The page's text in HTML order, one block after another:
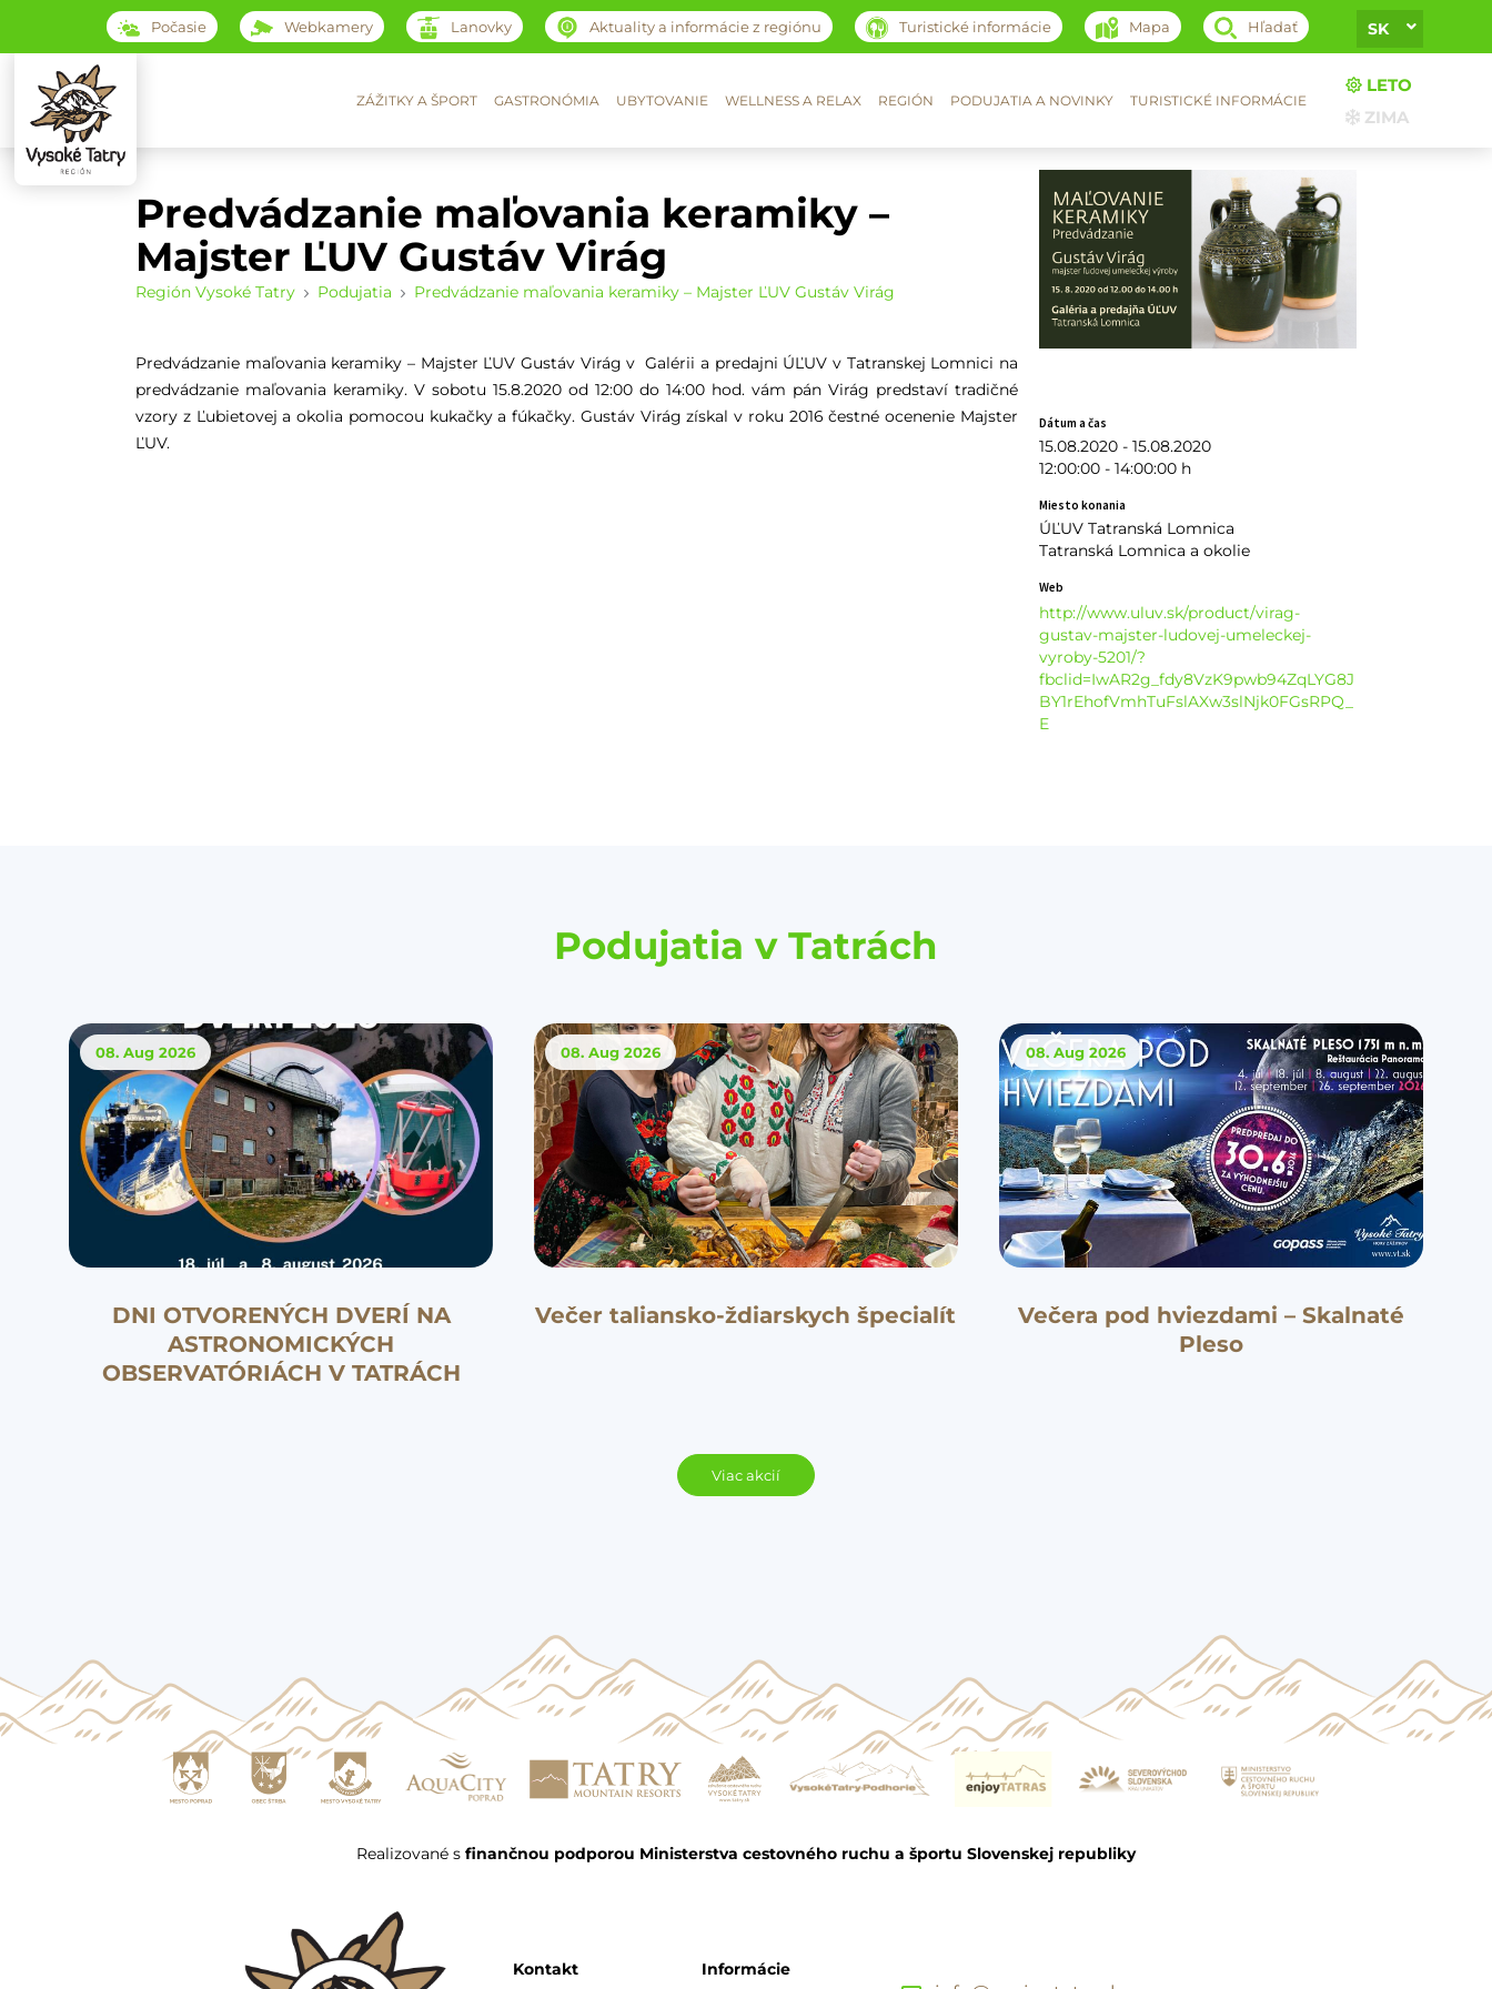
Počasie Webkamery Lanovky Aktuality a informácie z regiónu Turistické informácie Mapa Hľadať SK
ZÁŽITKY A ŠPORT GASTRONÓMIA UBYTOVANIE WELLNESS A RELAX REGIÓN PODUJATIA A NOVINKY TURISTICKÉ INFORMÁCIE
LETO
ZIMA
Predvádzanie maľovania keramiky –
Majster ĽUV Gustáv Virág
Región Vysoké Tatry Podujatia Predvádzanie maľovania keramiky – Majster ĽUV Gustáv Virág
Predvádzanie maľovania keramiky – Majster ĽUV Gustáv Virág v Galérii a predajni ÚĽUV v Tatranskej Lomnici na
predvádzanie maľovania keramiky. V sobotu 15.8.2020 od 12:00 do 14:00 hod. vám pán Virág predstaví tradičné
vzory z Ľubietovej a okolia pomocou kukačky a fúkačky. Gustáv Virág získal v roku 2016 čestné ocenenie Majster
ĽUV.
Dátum a čas
15.08.2020 - 15.08.2020
12:00:00 - 14:00:00 h
Miesto konania
ÚĽUV Tatranská Lomnica
Tatranská Lomnica a okolie
Web
http://www.uluv.sk/product/virag-
gustav-majster-ludovej-umeleckej-
vyroby-5201/?
fbclid=IwAR2g_fdy8VzK9pwb94ZqLYG8J
BY1rEhofVmhTuFslAXw3slNjk0FGsRPQ_
E
Podujatia v Tatrách
08. Aug 2026
DNI OTVORENÝCH DVERÍ NA
ASTRONOMICKÝCH
OBSERVATÓRIÁCH V TATRÁCH
08. Aug2026
Večer taliansko-ždiarskych špecialít
08. Aug2026
Večera pod hviezdami – Skalnaté
Pleso
Viac akcií
Realizované s finančnou podporou Ministerstva cestovného ruchu a športu Slovenskej republiky
Kontakt Informácie